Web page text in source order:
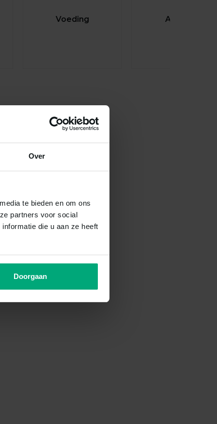
Over
te bieden en om ons
partners voor social
die u aan ze heeft
Doorgaan
Voeding Aquaria